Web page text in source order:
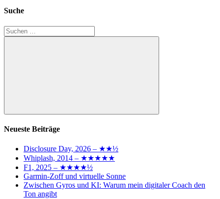
Suche
Suchen
nach:
Suchen
Neueste Beiträge
Disclosure Day, 2026 – ★★½
Whiplash, 2014 – ★★★★★
F1, 2025 – ★★★★½
Garmin-Zoff und virtuelle Sonne
Zwischen Gyros und KI: Warum mein digitaler Coach den
Ton angibt